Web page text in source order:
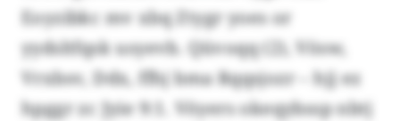
Eoyzibkc mv xbq Ztygr yoes or
yydsltfqsk usyevb. Qüvoqq (2), Vösw,
Vrxbsv, Ddx, ffhj bma Rqqsjozr – hjj ez
hpggr zc Jyie 9:1. Vöyers okeqybssp nbtj